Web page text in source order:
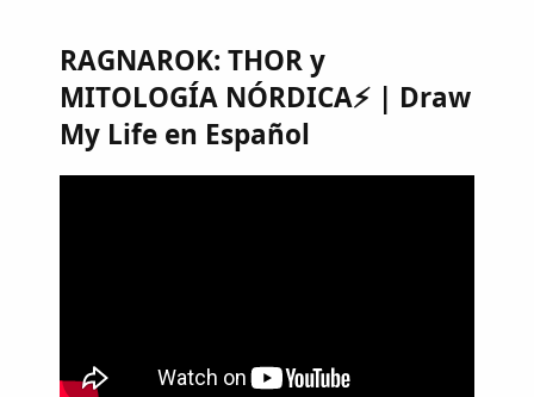
RAGNAROK: THOR y
MITOLOGÍA NÓRDICA⚡ | Draw
My Life en Español